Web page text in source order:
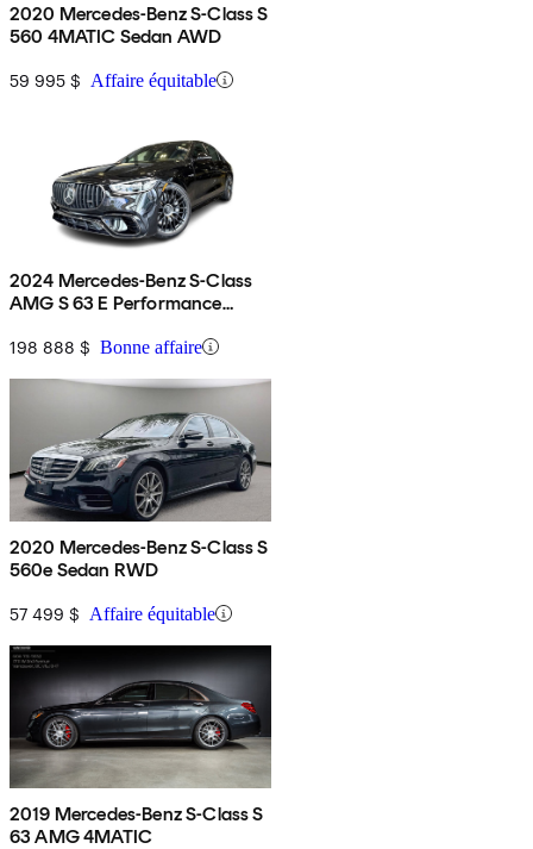
2020 Mercedes-Benz S-Class S
560 4MATIC Sedan AWD
59 995 $ Affaire équitable
2024 Mercedes-Benz S-Class
AMG S 63 E Performance
198 888 $ Bonne affaire
2020 Mercedes-Benz S-Class S
560e Sedan RWD
57 499 $ Affaire équitable
2019 Mercedes-Benz S-Class S
63 AMG 4MATIC